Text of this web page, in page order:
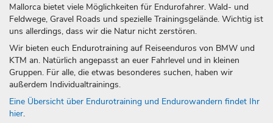
Mallorca bietet viele Möglichkeiten für Endurofahrer. Wald- und
Feldwege, Gravel Roads und spezielle Trainingsgelände. Wichtig ist
uns allerdings, dass wir die Natur nicht zerstören.
Wir bieten euch Endurotraining auf Reiseenduros von BMW und
KTM an. Natürlich angepasst an euer Fahrlevel und in kleinen
Gruppen. Für alle, die etwas besonderes suchen, haben wir
außerdem Individualtrainings.
Eine Übersicht über Endurotraining und Endurowandern findet Ihr
hier.